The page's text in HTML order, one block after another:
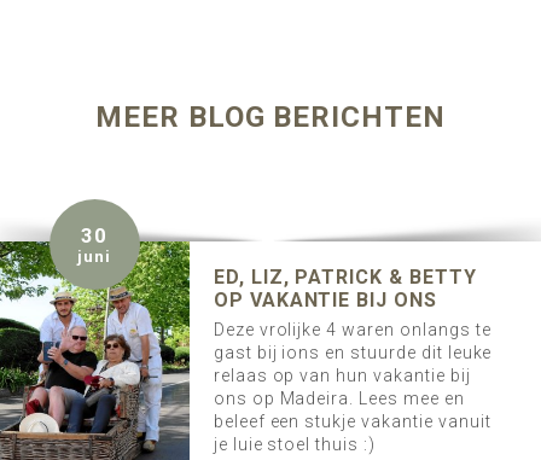
MEER BLOG BERICHTEN
30
juni
ED, LIZ, PATRICK & BETTY
OP VAKANTIE BIJ ONS
Deze vrolijke 4 waren onlangs te
gast bij ions en stuurde dit leuke
relaas op van hun vakantie bij
ons op Madeira. Lees mee en
beleef een stukje vakantie vanuit
je luie stoel thuis :)